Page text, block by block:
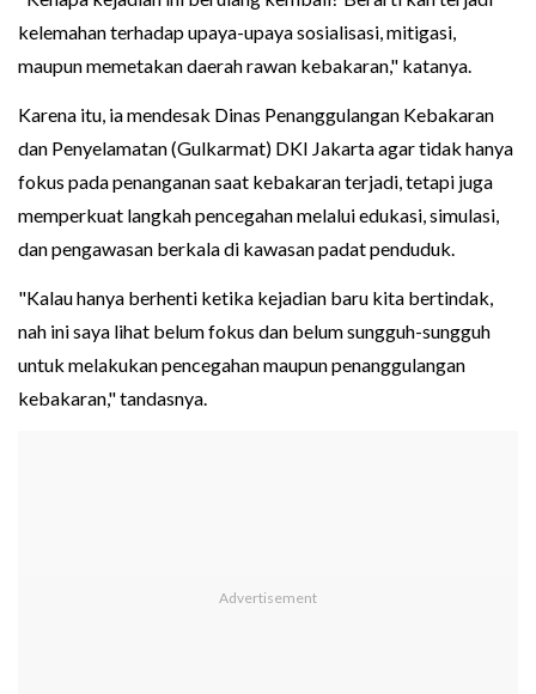
kelemahan terhadap upaya-upaya sosialisasi, mitigasi,
maupun memetakan daerah rawan kebakaran," katanya.
Karena itu, ia mendesak Dinas Penanggulangan Kebakaran
dan Penyelamatan (Gulkarmat) DKI Jakarta agar tidak hanya
fokus pada penanganan saat kebakaran terjadi, tetapi juga
memperkuat langkah pencegahan melalui edukasi, simulasi,
dan pengawasan berkala di kawasan padat penduduk.
"Kalau hanya berhenti ketika kejadian baru kita bertindak,
nah ini saya lihat belum fokus dan belum sungguh-sungguh
untuk melakukan pencegahan maupun penanggulangan
kebakaran," tandasnya.